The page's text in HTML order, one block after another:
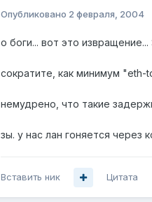
Опубликовано 2 февраля, 2004
о боги... вот это извращение...
сократите, как минимум "eth-
немудрено, что такие
зы. у нас лан гоняется через
Вставить ник Цитата